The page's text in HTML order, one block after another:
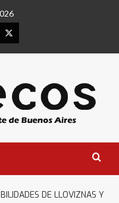
Twitter
DE LLOVIZNAS Y